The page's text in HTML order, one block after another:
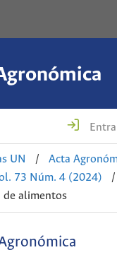
UN /
Acta
73 Núm. 4 (2024)
/
de alimentos